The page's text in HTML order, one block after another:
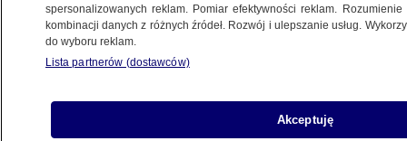
Maja Piotrowska
Czyta lektor AI
spersonalizowanych reklam. Pomiar efektywności reklam.
kombinacji danych z różnych źródeł. Rozwój i ulepszanie usług.
do wyboru reklam.
Lista partnerów (dostawców)
Akceptuję